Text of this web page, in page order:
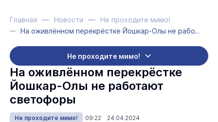
Главная Новости
Не проходите мимо!
На оживлённом перекрёстке Йошкар-Олы не работают светофоры
Не проходите мимо!
На оживлённом перекрёстке
Йошкар-Олы не работают
светофоры
Не проходите мимо! 09:22 24.04.2024